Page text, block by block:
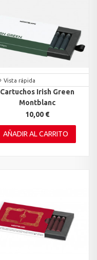
Vista rápida
Cartuchos Irish Green
Montblanc
10,00 €
AÑADIR AL CARRITO